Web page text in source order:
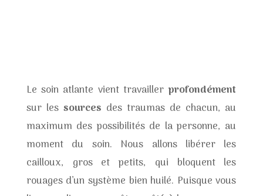
Le soin atlante vient travailler profondément
sur les sources des traumas de chacun, au
maximum des possibilités de la personne, au
moment du soin. Nous allons libérer les
cailloux, gros et petits, qui bloquent les
rouages d’un système bien huilé. Puisque vous